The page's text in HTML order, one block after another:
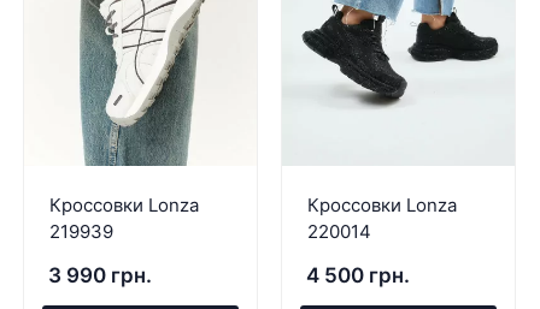
Кроссовки Lonza
219939
3 990 грн.
Кроссовки Lonza
220014
4 500 грн.